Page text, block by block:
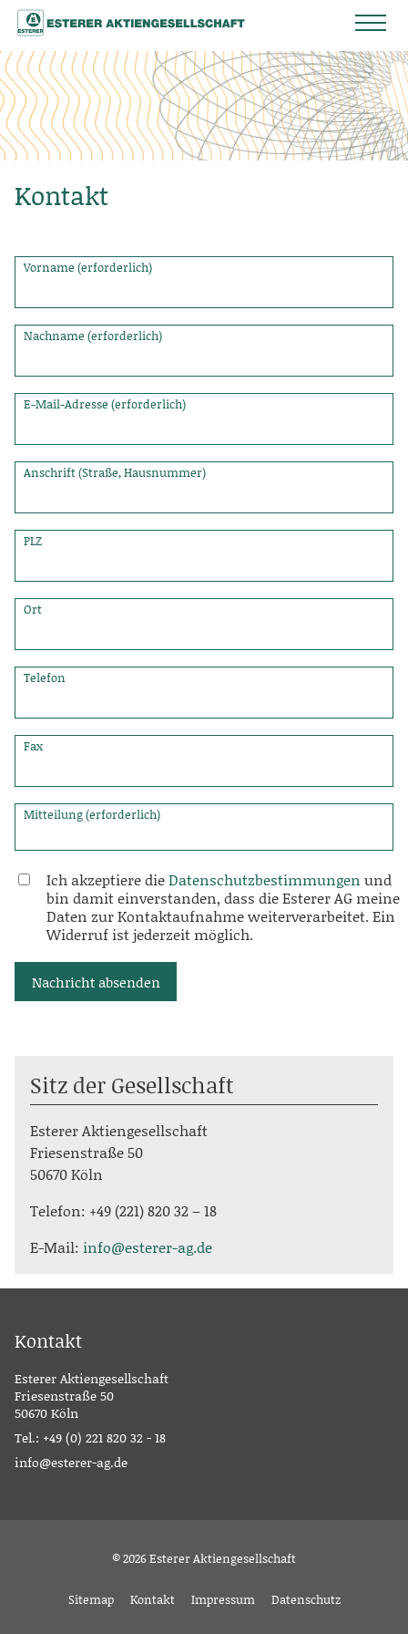
Kontakt
Vorname (erforderlich)
Nachname (erforderlich)
E-Mail-Adresse (erforderlich)
Anschrift (Straße, Hausnummer)
PLZ
Ort
Telefon
Fax
Mitteilung (erforderlich)
Ich akzeptiere dieDatenschutzbestimmungen und
bin damit einverstanden, dass die Esterer AG meine
Daten zur Kontaktaufnahme weiterverarbeitet. Ein
Widerruf ist jederzeit möglich.
Nachricht absenden
Sitz der Gesellschaft
Esterer Aktiengesellschaft
Friesenstraße 50
50670 Köln
Telefon: +49 (221) 820 32 – 18
E-Mail: info@esterer-ag.de
Kontakt
Esterer Aktiengesellschaft
Friesenstraße 50
50670 Köln
Tel.: +49 (0) 221 820 32 - 18
info@esterer-ag.de
© 2026 Esterer Aktiengesellschaft
Sitemap Kontakt Impressum Datenschutz